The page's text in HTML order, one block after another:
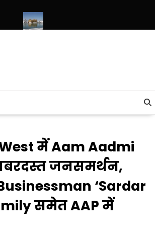
में Aam Aadmi
जनसमर्थन,
‘Sardar
समेत AAP में